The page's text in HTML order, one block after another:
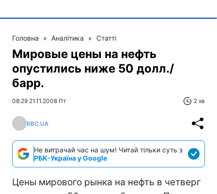
Головна » Аналітика » Статті
Мировые цены на нефть
опустились ниже 50 долл./
барр.
08:29 21.11.2008 Пт 2 хв
RBC.UA
Не витрачай час на шум! Читай тільки суть з
РБК-Україна у Google
Цены мирового рынка на нефть в четверг